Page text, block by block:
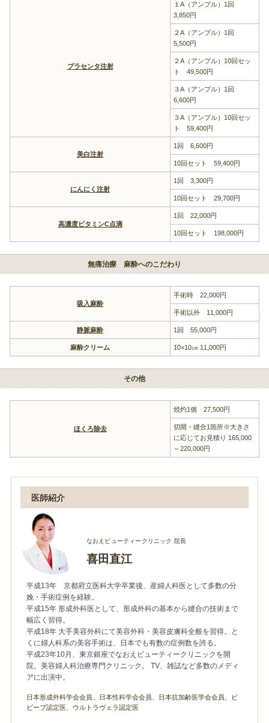
プラセンタ注射
１A（アンプル）1回
3,850円
２A（アンプル）1回
5,500円
２A（アンプル）10回セッ
ト 49,500円
３A（アンプル）1回
6,600円
３A（アンプル）10回セッ
ト 59,400円
美白注射
1回 6,600円
10回セット 59,400円
にんにく注射
1回 3,300円
10回セット 29,700円
高濃度ビタミンC点滴
1回 22,000円
10回セット 198,000円
無痛治療 麻酔へのこだわり
吸入麻酔
手術時 22,000円
手術以外 11,000円
静脈麻酔 1回 55,000円
麻酔クリーム 10×10㎝ 11,000円
その他
ほくろ除去
焼灼1個 27,500円
切開・縫合1箇所※大きさ
に応じてお見積り 165,000
～220,000円
医師紹介
なおえビューティークリニック 院長
喜田直江
平成13年 京都府立医科大学卒業後、産婦人科医として多数の分
娩・手術症例を経験。
平成15年 形成外科医として、形成外科の基本から縫合の技術まで
幅広く習得。
平成18年 大手美容外科にて美容外科・美容皮膚科全般を習得。と
くに婦人科系の美容手術は、日本でも有数の症例数を誇る。
平成23年10月、東京銀座でなおえビューティークリニックを開
院。美容婦人科治療専門クリニック。 TV、雑誌など多数のメディ
アに出演中。
日本形成外科学会会員、日本性科学会会員、日本抗加齢医学会会員、ビ
ビーブ認定医、ウルトラヴェラ認定医